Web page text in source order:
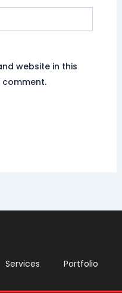
website in this
Services Portfolio